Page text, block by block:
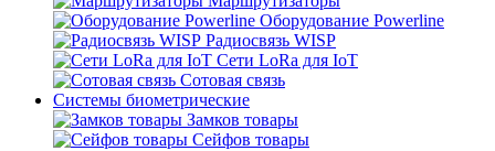
Оборудование Powerline
Радиосвязь WISP
Сети LoRa для IoT
Сотовая связь
Системы биометрические
Замков товары
Сейфов товары